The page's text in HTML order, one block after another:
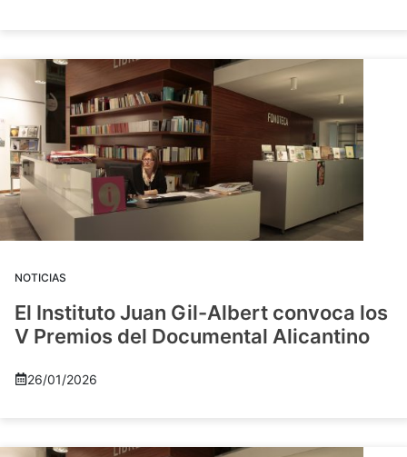
NOTICIAS
El Instituto Juan Gil-Albert convoca los
V Premios del Documental Alicantino
26/01/2026